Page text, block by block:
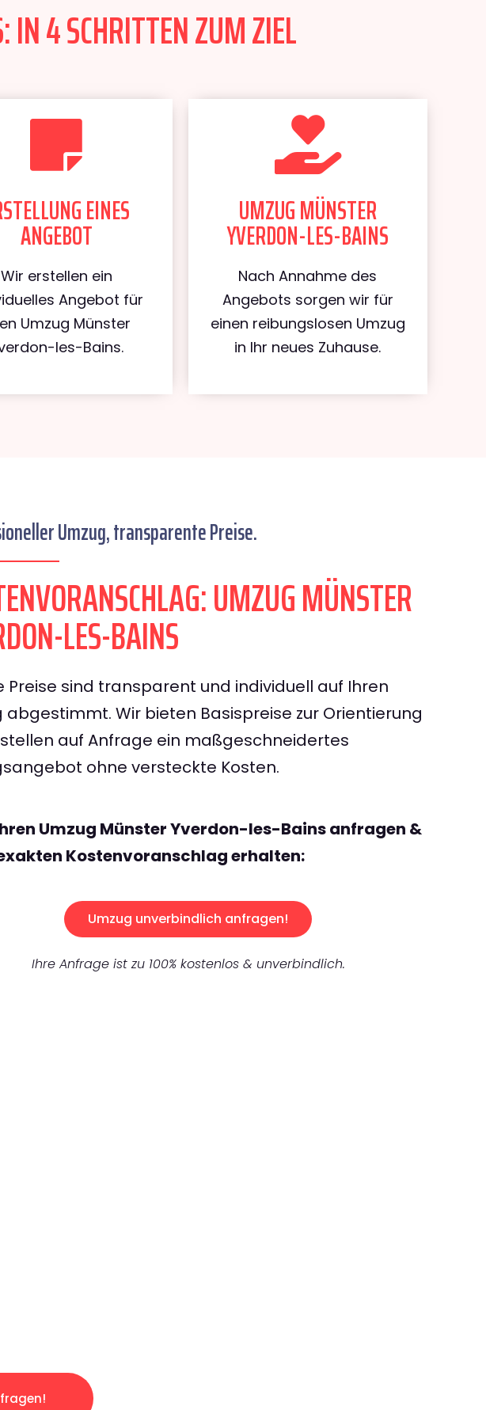
4 SCHRITTEN ZUM ZIEL
EINES
ANGEBOT
Wir erstellen ein
Angebot für
Umzug Münster
les-Bains.
UMZUG MÜNSTER
YVERDON-LES-BAINS
Nach Annahme des
Angebots sorgen wir für
einen reibungslosen Umzug
in Ihr neues Zuhause.
Umzug, transparente Preise.
UMZUG MÜNSTER
LES-BAINS
Preise sind transparent und individuell auf Ihren
abgestimmt. Wir bieten Basispreise zur Orientierung
auf Anfrage ein maßgeschneidertes
ohne versteckte Kosten.
Umzug Münster Yverdon-les-Bains anfragen &
Kostenvoranschlag erhalten:
Umzug unverbindlich anfragen!
Ihre Anfrage ist zu 100% kostenlos & unverbindlich.